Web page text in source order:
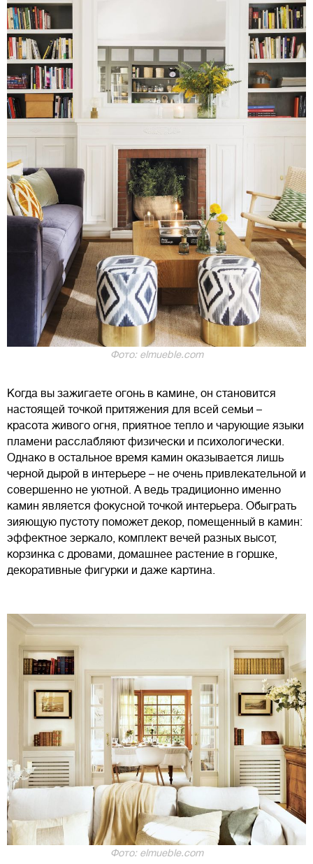
Фото: elmueble.com
Когда вы зажигаете огонь в камине, он становится
настоящей точкой притяжения для всей семьи –
красота живого огня, приятное тепло и чарующие языки
пламени расслабляют физически и психологически.
Однако в остальное время камин оказывается лишь
черной дырой в интерьере – не очень привлекательной и
совершенно не уютной. А ведь традиционно именно
камин является фокусной точкой интерьера. Обыграть
зияющую пустоту поможет декор, помещенный в камин:
эффектное зеркало, комплект вечей разных высот,
корзинка с дровами, домашнее растение в горшке,
декоративные фигурки и даже картина.
Фото: elmueble.com